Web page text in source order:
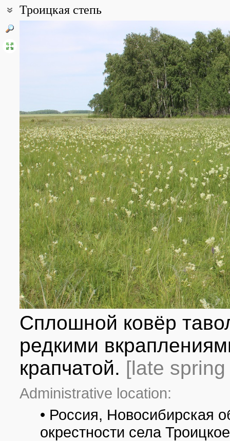
Троицкая степь
53° 43′ 38″ N, 77° 43′ 31″ E (view at maps ofGoogle
Границы территории памятника природы регионального
определяются с восточной и западной сторон береговыми
южной стороны - аншлагом и проселочной дорогой, включая
аншлагом и от уреза воды озера Большое Соленое
акционерного общества "Октябрь". В северном направлении
уреза воды озера Малое Соленое до полевой дороги и в
Большое Соленое до полевой дороги. Общая площадь – 84 га.
комплексы, имеющие большое научное, природоохранное,
натурализовавшийся, естественно возобновляющийся
растительности, редкие виды животных и растений,
растений, 4 вида птиц и несколько видов беспозвоночных.
All photos(2) Photos of plants & lichens(2)
Сплошной ковёр
редкими
крапчатой. [late
Administrative location:
• Россия, Новосибирская
окрестности села Троицкое